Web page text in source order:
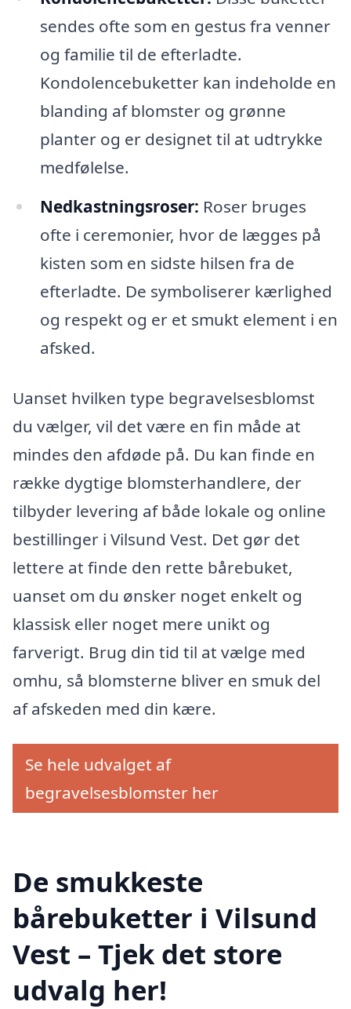
sendes ofte som en gestus fra venner
og familie til de efterladte.
Kondolencebuketter kan indeholde en
blanding af blomster og grønne
planter og er designet til at udtrykke
medfølelse.
Nedkastningsroser: Roser bruges
ofte i ceremonier, hvor de lægges på
kisten som en sidste hilsen fra de
efterladte. De symboliserer kærlighed
og respekt og er et smukt element i en
afsked.
Uanset hvilken type begravelsesblomst
du vælger, vil det være en fin måde at
mindes den afdøde på. Du kan finde en
række dygtige blomsterhandlere, der
tilbyder levering af både lokale og online
bestillinger i Vilsund Vest. Det gør det
lettere at finde den rette bårebuket,
uanset om du ønsker noget enkelt og
klassisk eller noget mere unikt og
farverigt. Brug din tid til at vælge med
omhu, så blomsterne bliver en smuk del
af afskeden med din kære.
Se hele udvalget af
begravelsesblomster her
De smukkeste
bårebuketter i Vilsund
Vest – Tjek det store
udvalg her!